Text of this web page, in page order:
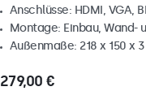
Anschlüsse: HDMI, VGA,
Montage: Einbau, Wand-
Außenmaße: 218 x 150 x
279,00 €